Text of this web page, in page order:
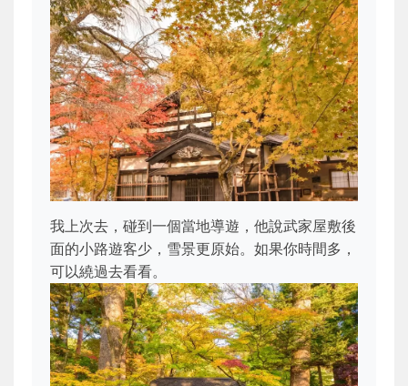
我上次去，碰到一個當地導遊，他說武家屋敷後
面的小路遊客少，雪景更原始。如果你時間多，
可以繞過去看看。